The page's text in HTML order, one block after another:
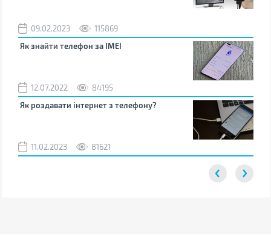
09.02.2023
115869
Як знайти телефон за IMEI
12.07.2022
84195
Як роздавати інтернет з телефону?
11.02.2023 81621